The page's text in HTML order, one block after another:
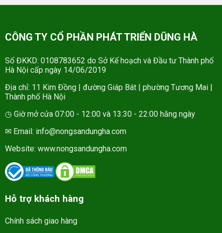
CÔNG TY CỔ PHẦN PHÁT TRIỂN DŨNG HÀ
Số ĐKKD: 0108783652 do Sở Kế hoạch và Đầu tư Thành phố
Hà Nội cấp ngày 14/06/2019
Địa chỉ: 11 Kim Đồng | đường Giáp Bát | phường Tương Mai |
Thành phố Hà Nội
◷ Giờ mở cửa 07:00 - 12:00 và 13:30 - 22:00 hằng ngày
✉ Email: info@nongsandungha.com
Website: www.nongsandungha.com
Hỗ trợ khách hàng
Chính sách giao hàng